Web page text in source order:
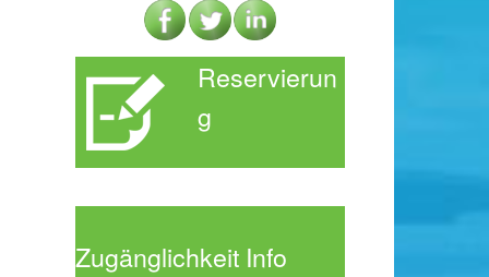
Reservierun
g
Zugänglichkeit Info